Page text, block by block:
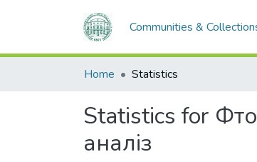
Communities &
Home Statistics
Statistics for
аналіз